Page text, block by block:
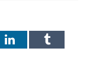
LinkedInTumblr